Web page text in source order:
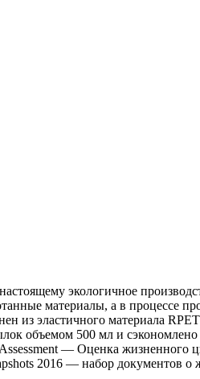
экологичное
материалы, а в процессе
из эластичного материала
объемом 500 мл и
— Оценка жизненного
2016 — набор документов